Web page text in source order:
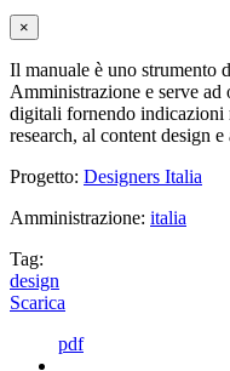
×
Il manuale è uno strumento
Amministrazione e serve ad
digitali fornendo indicazioni
research, al content design
Progetto: Designers Italia
Amministrazione: italia
Tag:
design
Scarica
pdf